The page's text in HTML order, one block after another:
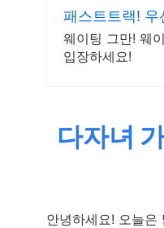
패스트트랙! 우
웨이팅 그만! 웨
입장하세요!
다자녀
안녕하세요! 오늘